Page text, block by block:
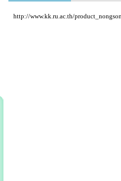
http://www.kk.ru.ac.th/